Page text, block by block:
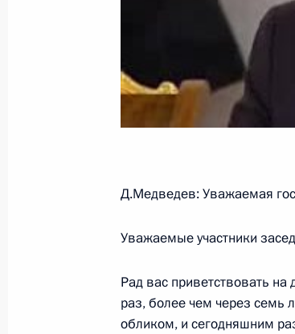
3 октября 2008 года,
Начало встречи с
председателем
«Ренова» Виктором
3 октября 2008 года, 16:00
Вступительное слово на
Ярославля
3 октября 2008 года, 14:00
Д.Медведев: Уважаемая
Уважаемые участники
Рад вас приветствовать
раз, более чем через семь
обликом, и сегодняшним